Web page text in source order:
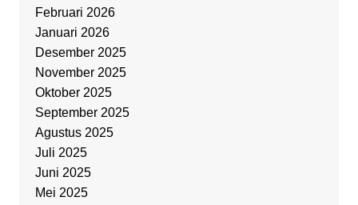
Februari 2026
Januari 2026
Desember 2025
November 2025
Oktober 2025
September 2025
Agustus 2025
Juli 2025
Juni 2025
Mei 2025